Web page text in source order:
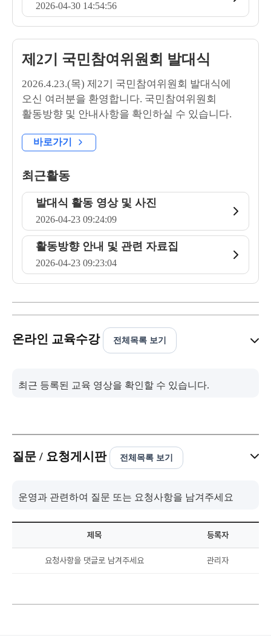
2026-04-30 14:54:56
제2기 국민참여위원회 발대식
2026.4.23.(목) 제2기 국민참여위원회 발대식에
오신 여러분을 환영합니다. 국민참여위원회
활동방향 및 안내사항을 확인하실 수 있습니다.
바로가기
최근활동
발대식 활동 영상 및 사진
2026-04-23 09:24:09
활동방향 안내 및 관련 자료집
2026-04-23 09:23:04
온라인 교육수강 전체목록 보기
최근 등록된 교육 영상을 확인할 수 있습니다.
질문 / 요청게시판 전체목록 보기
운영과 관련하여 질문 또는 요청사항을 남겨주세요
제목 등록자
요청사항을 댓글로 남겨주세요 관리자